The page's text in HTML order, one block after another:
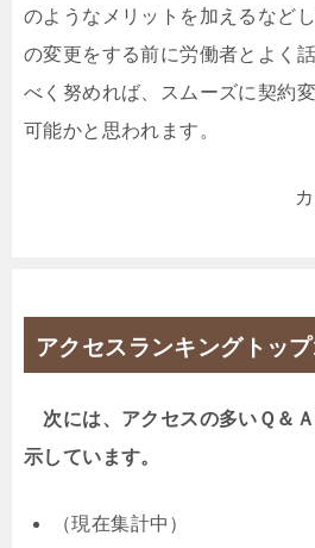
のようなメリットを加えるなど
の変更をする前に労働者とよく
べく努めれば、スムーズに契約
可能かと思われます。
アクセスランキングトッ
次には、アクセスの多いＱ＆
示しています。
（現在集計中）